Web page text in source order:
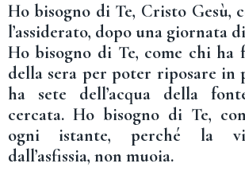
Ho bisogno di Te, Cristo Gesù,
l’assiderato, dopo una giornata
Ho bisogno di Te, come chi ha
della sera per poter riposare in
ha sete dell’acqua della
cercata. Ho bisogno di Te,
ogni istante, perché la
dall’asfissia, non muoia.